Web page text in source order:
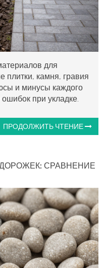
для
плитки, камня, гравия
и минусы каждого
при укладке.
ПРОДОЛЖИТЬ ЧТЕНИЕ
СРАВНЕНИЕ